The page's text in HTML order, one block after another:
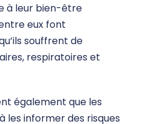
à leur bien-être
eux font
souffrent de
respiratoires et
également que les
les informer des risques